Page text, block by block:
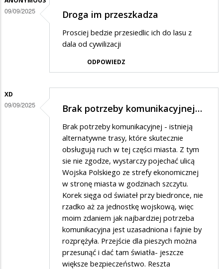
09/09/2025 Droga im przeszkadza
Prosciej bedzie przesiedlic ich do lasu z
dala od cywilizacji
ODPOWIEDZ
XD
09/09/2025 Brak potrzeby komunikacyjnej…
Brak potrzeby komunikacyjnej - istnieją
alternatywne trasy, które skutecznie
obsługują ruch w tej części miasta. Z tym
sie nie zgodze, wystarczy pojechać ulicą
Wojska Polskiego ze strefy ekonomicznej
w stronę miasta w godzinach szczytu.
Korek sięga od świateł przy biedronce, nie
rzadko aż za jednostkę wojskową, więc
moim zdaniem jak najbardziej potrzeba
komunikacyjna jest uzasadniona i fajnie by
rozprężyła. Przejście dla pieszych można
przesunąć i dać tam światła- jeszcze
większe bezpieczeństwo. Reszta